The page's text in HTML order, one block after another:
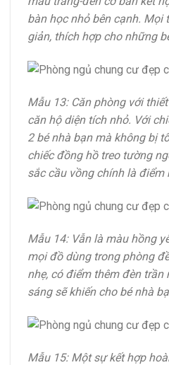
bàn học nhỏ bên cạnh. Mọi
giản, thích hợp cho những
Mẫu 13: Căn phòng với
căn hộ diện tích nhỏ. Với
2 bé nhà bạn mà không bị
chiếc đồng hồ treo tường
sắc cầu vồng chính là điểm
Mẫu 14: Vẫn là màu hồng
mọi đồ dùng trong phòng
nhẹ, có điểm thêm đèn
sáng sẽ khiến cho bé nhà
Mẫu 15: Một sự kết hợp